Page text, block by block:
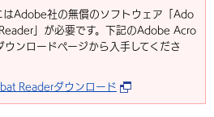
はAdobe社の無償のソフトウェア「Ado
」が必要です。下記のAdobe Acro
ウンロードページから入手してくださ
Readerダウンロード